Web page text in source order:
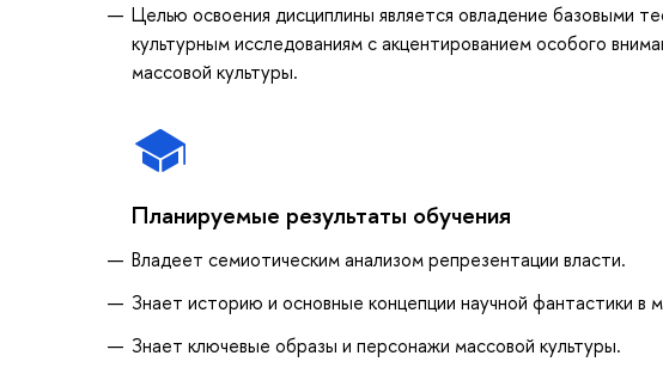
Целью освоения дисциплины является овладение базовыми
культурным исследованиям с акцентированием особого
массовой культуры.
Планируемые результаты обучения
Владеет семиотическим анализом репрезентации власти.
Знает историю и основные концепции научной фантастики в
Знает ключевые образы и персонажи массовой культуры.